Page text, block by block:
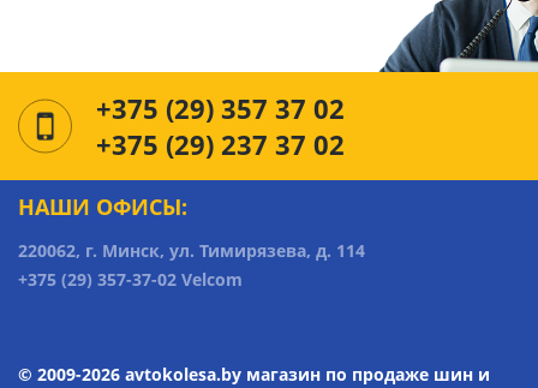
+375 (29) 357 37 02
+375 (29) 237 37 02
НАШИ ОФИСЫ:
220062, г. Минск, ул. Тимирязева, д. 114
+375 (29) 357-37-02 Velcom
© 2009-2026 avtokolesa.by магазин по продаже шин и